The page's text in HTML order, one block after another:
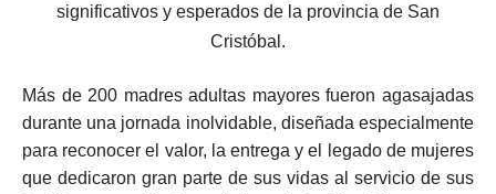
significativos y esperados de la provincia de San
Cristóbal.
Más de 200 madres adultas mayores fueron agasajadas
durante una jornada inolvidable, diseñada especialmente
para reconocer el valor, la entrega y el legado de mujeres
que dedicaron gran parte de sus vidas al servicio de sus